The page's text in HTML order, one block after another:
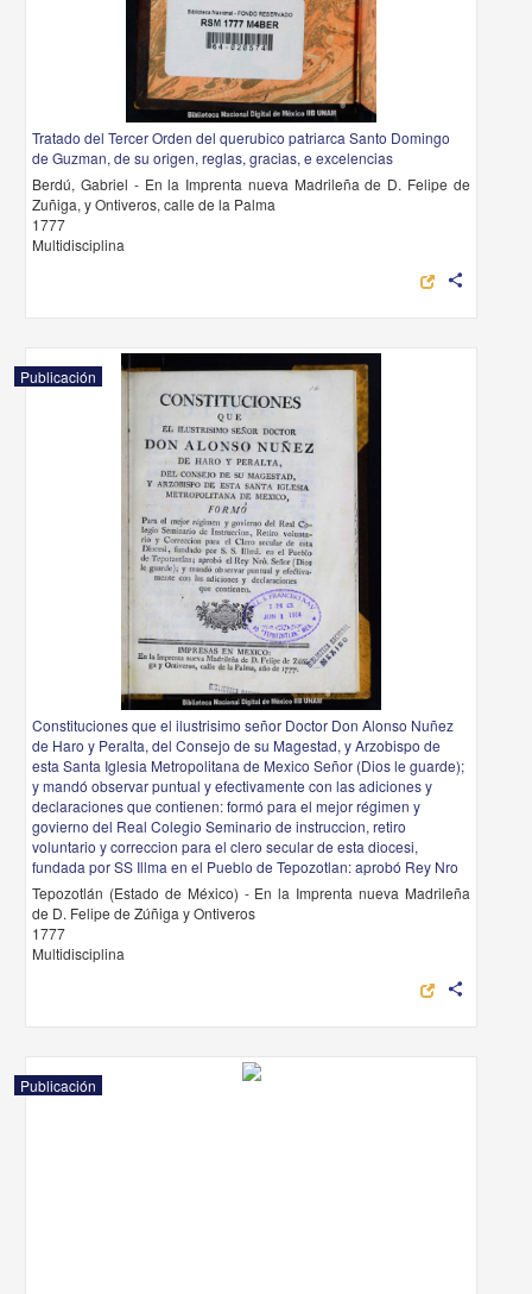
Tratado del Tercer Orden del querubico patriarca Santo Domingo
de Guzman, de su origen, reglas, gracias, e excelencias
Berdú, Gabriel - En la Imprenta nueva Madrileña de D. Felipe de
Zuñiga, y Ontiveros, calle de la Palma
1777
Multidisciplina
share
Publicación
Constituciones que el ilustrisimo señor Doctor Don Alonso Nuñez
de Haro y Peralta, del Consejo de su Magestad, y Arzobispo de
esta Santa Iglesia Metropolitana de Mexico Señor (Dios le guarde);
y mandó observar puntual y efectivamente con las adiciones y
declaraciones que contienen: formó para el mejor régimen y
govierno del Real Colegio Seminario de instruccion, retiro
voluntario y correccion para el clero secular de esta diocesi,
fundada por SS Illma en el Pueblo de Tepozotlan: aprobó Rey Nro
Tepozotlán (Estado de México) - En la Imprenta nueva Madrileña
de D. Felipe de Zúñiga y Ontiveros
1777
Multidisciplina
share
Publicación